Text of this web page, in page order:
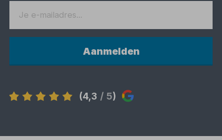
Aanmelden
(4,3 / 5)